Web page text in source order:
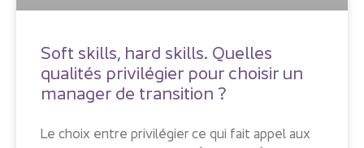
Soft skills, hard skills. Quelles
qualités privilégier pour choisir un
manager de transition ?
Le choix entre privilégier ce qui fait appel aux